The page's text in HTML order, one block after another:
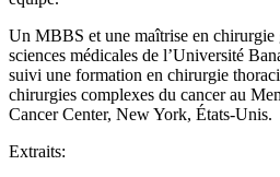
Un MBBS et une maîtrise en chirurgie
sciences médicales de l’Université
suivi une formation en chirurgie
chirurgies complexes du cancer au
Cancer Center, New York, États-Unis.
Extraits: